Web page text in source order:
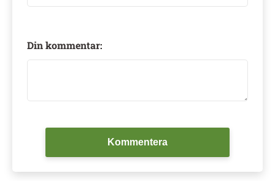
Din kommentar:
Kommentera